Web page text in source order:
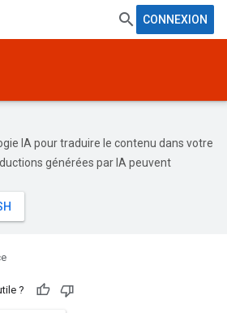
CONNEXION
IA pour traduire le contenu dans votre
générées par IA peuvent
?